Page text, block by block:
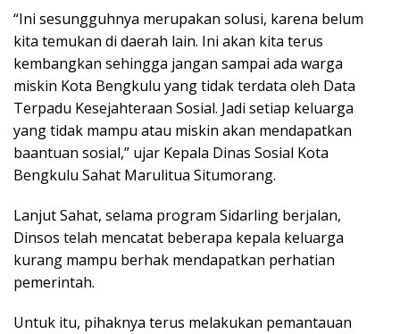
“Ini sesungguhnya merupakan solusi, karena belum
kita temukan di daerah lain. Ini akan kita terus
kembangkan sehingga jangan sampai ada warga
miskin Kota Bengkulu yang tidak terdata oleh Data
Terpadu Kesejahteraan Sosial. Jadi setiap keluarga
yang tidak mampu atau miskin akan mendapatkan
baantuan sosial,” ujar Kepala Dinas Sosial Kota
Bengkulu Sahat Marulitua Situmorang.
Lanjut Sahat, selama program Sidarling berjalan,
Dinsos telah mencatat beberapa kepala keluarga
kurang mampu berhak mendapatkan perhatian
pemerintah.
Untuk itu, pihaknya terus melakukan pemantauan